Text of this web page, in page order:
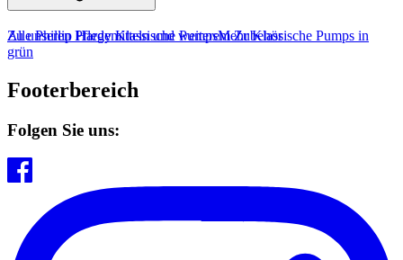
Zu unseren Pflegemitteln und weiterem Zubehör
Alle Phillip Hardy Klassische PumpsMehr Klassische Pumps in
grün
Footerbereich
Folgen Sie uns: